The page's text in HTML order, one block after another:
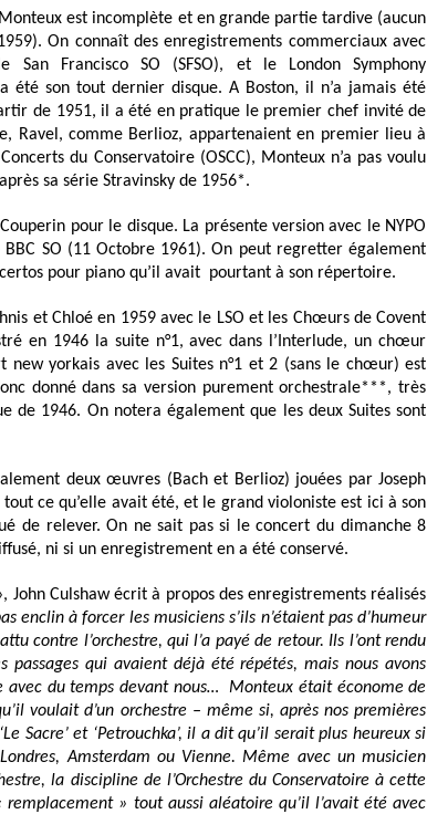
est incomplète et en grande partie tardive (aucun
. On connaît des enregistrements commerciaux avec
San Francisco SO (SFSO), et le London Symphony
été son tout dernier disque. A Boston, il n’a jamais été
de 1951, il a été en pratique le premier chef invité de
Ravel, comme Berlioz, appartenaient en premier lieu à
du Conservatoire (OSCC), Monteux n’a pas voulu
sa série Stravinsky de 1956*.
pour le disque. La présente version avec le NYPO
SO (11 Octobre 1961). On peut regretter également
pour piano qu’il avait pourtant à son répertoire.
et Chloé en 1959 avec le LSO et les Chœurs de Covent
en 1946 la suite n°1, avec dans l’Interlude, un chœur
yorkais avec les Suites n°1 et 2 (sans le chœur) est
donné dans sa version purement orchestrale***, très
de 1946. On notera également que les deux Suites sont
deux œuvres (Bach et Berlioz) jouées par Joseph
tout ce qu’elle avait été, et le grand violoniste est ici à son
de relever. On ne sait pas si le concert du dimanche 8
ni si un enregistrement en a été conservé.
Culshaw écrit à propos des enregistrements réalisés
enclin à forcer lesmusiciens s’ils n’étaient pas d’humeur
contre l’orchestre, quil’a payé de retour. Ils l’ont rendu
passages qui avaient déjà été répétés, mais nous avons
avec du temps devant nous… Monteux était économe de
voulait d’un orchestre – même si, après nos premières
Sacre’ et ‘Petrouchka’, il a dit qu’il serait plus heureux si
Amsterdam ou Vienne. Même avec un musicien
la discipline de l’Orchestre du Conservatoire à cette
» tout aussi aléatoire qu’il l’avait été avec